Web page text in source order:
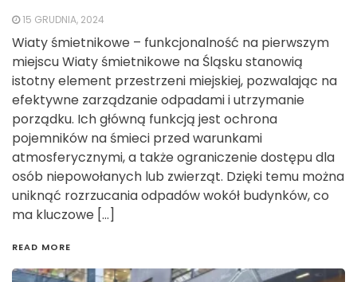
15 GRUDNIA, 2024
Wiaty śmietnikowe – funkcjonalność na pierwszym
miejscu Wiaty śmietnikowe na Śląsku stanowią
istotny element przestrzeni miejskiej, pozwalając na
efektywne zarządzanie odpadami i utrzymanie
porządku. Ich główną funkcją jest ochrona
pojemników na śmieci przed warunkami
atmosferycznymi, a także ograniczenie dostępu dla
osób niepowołanych lub zwierząt. Dzięki temu można
uniknąć rozrzucania odpadów wokół budynków, co
ma kluczowe […]
READ MORE